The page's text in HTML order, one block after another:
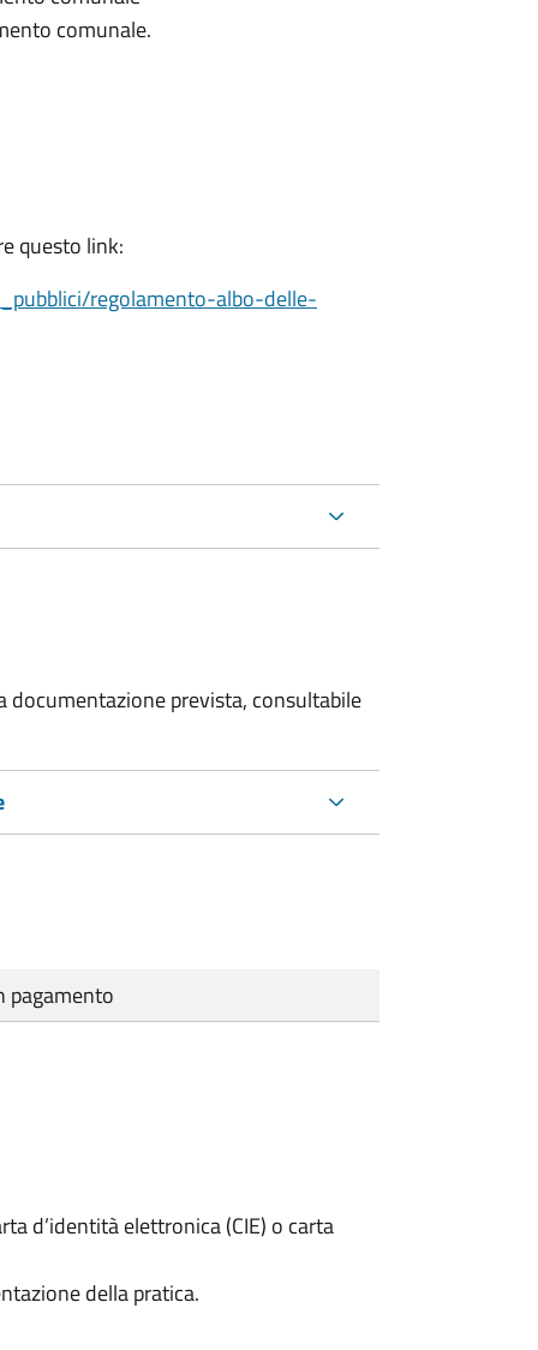
comunale.
questo link:
regolamento-albo-delle-
prevista, consultabile
pagamento
d’identità elettronica (CIE) o carta
della pratica.